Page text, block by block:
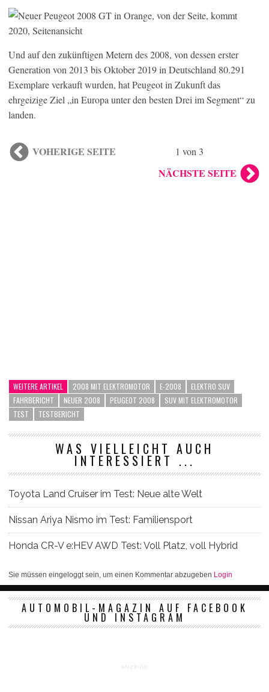
Und auf den zukünftigen Metern des 2008, von dessen erster
Generation von 2013 bis Oktober 2019 in Deutschland 80.291
Exemplare verkauft wurden, hat Peugeot in Zukunft das
ehrgeizige Ziel „in Europa unter den besten Drei im Segment“ zu
landen.
VOHERIGE SEITE 1 von 3
NÄCHSTE SEITE
WEITERE ARTIKEL 2008 MIT ELEKTROMOTOR E-2008
ELEKTRO SUV
FAHRBERICHT
NEUER 2008 PEUGEOT 2008
SUV MIT ELEKTROMOTOR
TEST
TESTBERICHT
WAS VIELLEICHT AUCH
INTERESSIERT ...
Toyota Land Cruiser im Test: Neue alte Welt
Nissan Ariya Nismo im Test: Familiensport
Honda CR-V e:HEV AWD Test: Voll Platz, voll Hybrid
Sie müssen eingeloggt sein, um einen Kommentar abzugeben Login
AUTOMOBIL-MAGAZIN AUF FACEBOOK
UND INSTAGRAM
ANZEIGE